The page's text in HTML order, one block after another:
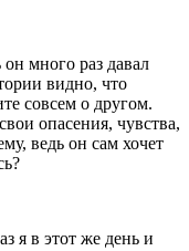
много раз давал
видно, что
совсем о другом.
опасения, чувства,
ведь он сам хочет
я в этот же день и